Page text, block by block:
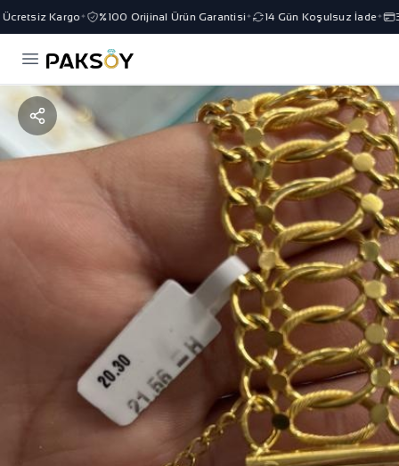
Kargo✦ %100 Orijinal Ürün Garantisi✦ 14 Gün Koşulsuz İade ✦ 3